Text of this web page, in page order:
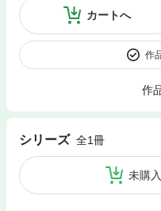
カートへ
作
作
シリーズ 全1冊
未購